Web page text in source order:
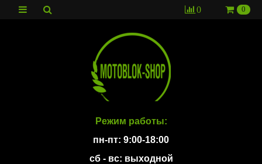
0 0
Режим работы:
пн-пт: 9:00-18:00
сб - вс: выходной